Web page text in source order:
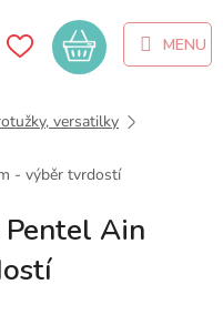
Nákupní
košík
versatilky
- výběr tvrdostí
Ain